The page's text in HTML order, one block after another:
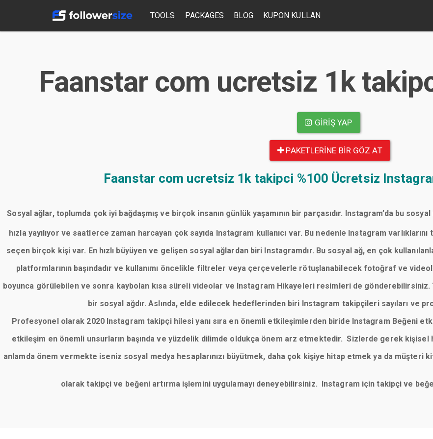
TOOLS PACKAGES BLOG KUPON KULLAN
Faanstar com ucretsiz 1k
GIRIŞ YAP
PAKETLERINE BIR GÖZ AT
Faanstar com ucretsiz 1k takipci %100 Ücretsiz
Sosyal ağlar, toplumda çok iyi bağdaşmış ve birçok insanın günlük yaşamının bir parçasıdır. Instagram’da bu
hızla yayılıyor ve saatlerce zaman harcayan çok sayıda Instagram kullanıcı var. Bu nedenle Instagram
seçen birçok kişi var. En hızlı büyüyen ve gelişen sosyal ağlardan biri Instagramdır. Bu sosyal ağ, en çok
platformlarının başındadır ve kullanımı öncelikle filtreler veya çerçevelerle rötuşlanabilecek fotoğraf ve
boyunca görülebilen ve sonra kaybolan kısa süreli videolar ve Instagram Hikayeleri resimleri de
bir sosyal ağdır. Aslında, elde edilecek hedeflerinden biri Instagram takipçileri sayıları ve
Profesyonel olarak 2020 Instagram takipçi hilesi yanı sıra en önemli etkileşimlerden biride Instagram Beğeni
etkileşim en önemli unsurların başında ve yüzdelik dilimde oldukça önem arz etmektedir. Sizlerde gerek kişisel
anlamda önem vermekte iseniz sosyal medya hesaplarınızı büyütmek, daha çok kişiye hitap etmek ya da müşteri
olarak takipçi ve beğeni artırma işlemini uygulamayı deneyebilirsiniz. Instagram için takipçi ve